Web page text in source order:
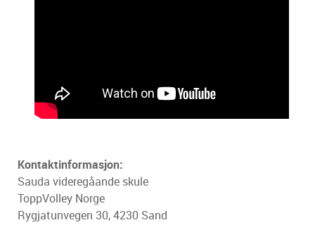
Kontaktinformasjon:
Sauda videregåande skule
ToppVolley Norge
Rygjatunvegen 30, 4230 Sand